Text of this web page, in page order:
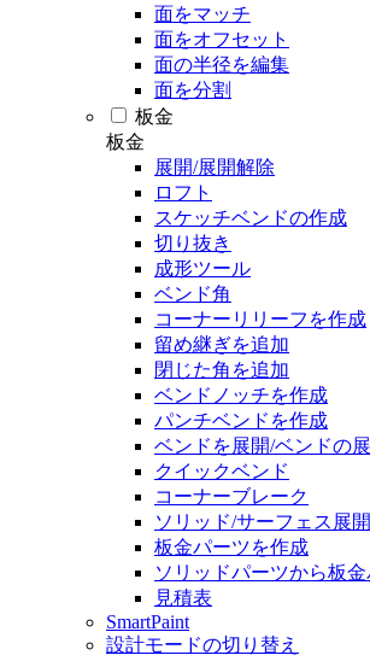
面をマッチ
面をオフセット
面の半径を編集
面を分割
板金
板金
展開/展開解除
ロフト
スケッチベンドの作成
切り抜き
成形ツール
ベンド角
コーナーリリーフを作成
留め継ぎを追加
閉じた角を追加
ベンドノッチを作成
パンチベンドを作成
ベンドを展開/ベンドの
クイックベンド
コーナーブレーク
ソリッド/サーフェス展
板金パーツを作成
ソリッドパーツから板
見積表
SmartPaint
設計モードの切り替え